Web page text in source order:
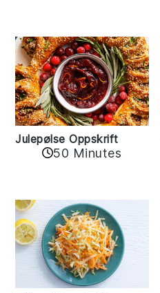
Julepølse Oppskrift
50 Minutes